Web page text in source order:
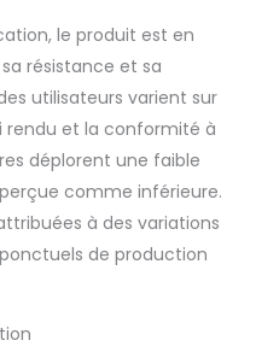
et vous
de placer plus
Matériau en
de bonne
— En bois
de qualité
la table
machine à coudre
à l'usure
est recouverte
le produit est en
résistance et sa
utilisateurs varient sur
rendu et la conformité à
déplorent une faible
comme inférieure.
à des variations
de production